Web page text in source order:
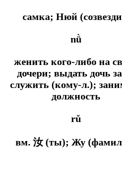
самка; Нюй
nǜ
женить кого-либо на
дочери; выдать дочь
служить (кому-л.);
должность
rǔ
вм. 汝 (ты); Жу